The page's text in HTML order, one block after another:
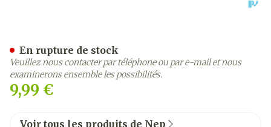
9,99 €
En rupture de stock
Veuillez nous contacter par téléphone ou par e-mail et nous
examinerons ensemble les possibilités.
Voir tous les produits de Nep